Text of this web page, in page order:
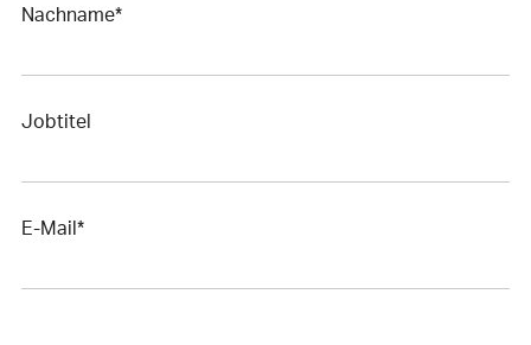
Nachname*
Jobtitel
E-Mail*